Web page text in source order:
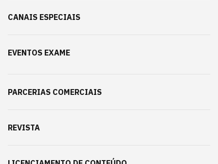
CANAIS ESPECIAIS
EVENTOS EXAME
PARCERIAS COMERCIAIS
REVISTA